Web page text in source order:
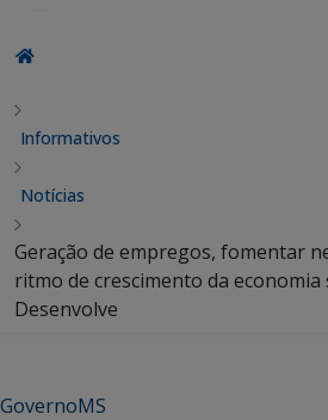
Informativos
Notícias
Geração de empregos, fomentar
ritmo de crescimento da economia
Desenvolve
GovernoMS